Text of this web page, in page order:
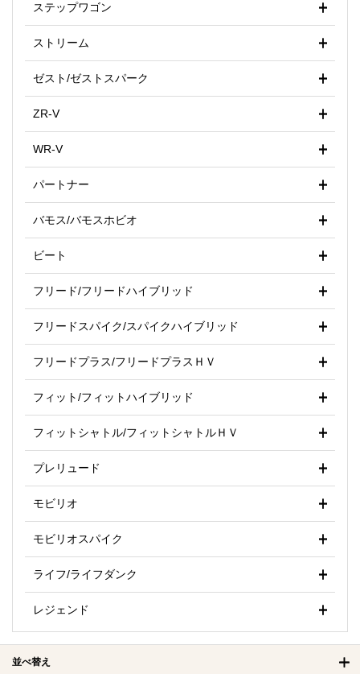
ステップワゴン
ストリーム
ゼスト/ゼストスパーク
ZR-V
WR-V
パートナー
バモス/バモスホビオ
ビート
フリード/フリードハイブリッド
フリードスパイク/スパイクハイブリッド
フリードプラス/フリードプラスＨＶ
フィット/フィットハイブリッド
フィットシャトル/フィットシャトルＨＶ
プレリュード
モビリオ
モビリオスパイク
ライフ/ライフダンク
レジェンド
並べ替え